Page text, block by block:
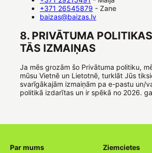
+371 26545879 - Zane
baizas@baizas.lv
8. PRIVĀTUMA
TĀS IZMAIŅAS
Ja mēs grozām šo Privātuma politiku,
mūsu Vietnē un Lietotnē, turklāt Jūs
svarīgākajām izmaiņām pa e-pastu un/
politikā izdarītas un ir spēkā no 2026.
Par mums Ziemcietes